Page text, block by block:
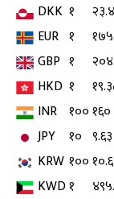
DKK १
EUR १
GBP १
HKD १
INR १००१६०
JPY
१० ९.६३
KRW १००
KWD१